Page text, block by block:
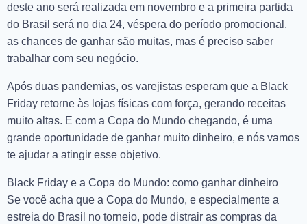
deste ano será realizada em novembro e a primeira partida
do Brasil será no dia 24, véspera do período promocional,
as chances de ganhar são muitas, mas é preciso saber
trabalhar com seu negócio.
Após duas pandemias, os varejistas esperam que a Black
Friday retorne às lojas físicas com força, gerando receitas
muito altas. E com a Copa do Mundo chegando, é uma
grande oportunidade de ganhar muito dinheiro, e nós vamos
te ajudar a atingir esse objetivo.
Black Friday e a Copa do Mundo: como ganhar dinheiro
Se você acha que a Copa do Mundo, e especialmente a
estreia do Brasil no torneio, pode distrair as compras da